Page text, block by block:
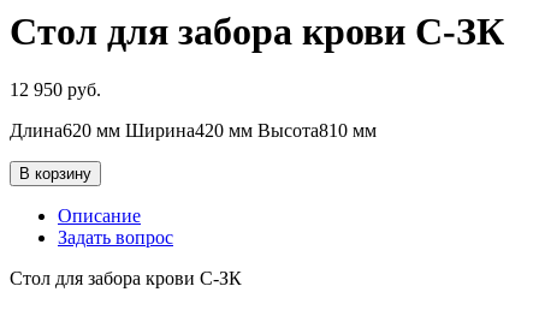
Стол для забора крови С-ЗК
12 950 руб.
Длина620 мм Ширина420 мм Высота810 мм
В корзину
Описание
Задать вопрос
Стол для забора крови С-ЗК